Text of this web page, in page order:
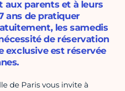
aux parents et à leurs
ans de pratiquer
les samedis
de réservation
exclusive est réservée
de Paris vous invite à